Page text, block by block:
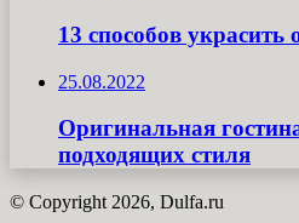
13 способов украсить
25.08.2022
Оригинальная
подходящих стиля
© Copyright 2026, Dulfa.ru